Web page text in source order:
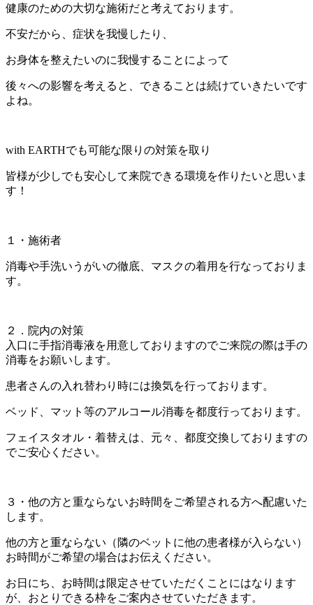
健康のための大切な施術だと考えております。
不安だから、症状を我慢したり、
お身体を整えたいのに我慢することによって
後々への影響を考えると、できることは続けていきたいです
よね。
with EARTHでも可能な限りの対策を取り
皆様が少しでも安心して来院できる環境を作りたいと思いま
す！
１・施術者
消毒や手洗いうがいの徹底、マスクの着用を行なっておりま
す。
２．院内の対策
入口に手指消毒液を用意しておりますのでご来院の際は手の
消毒をお願いします。
患者さんの入れ替わり時には換気を行っております。
ベッド、マット等のアルコール消毒を都度行っております。
フェイスタオル・着替えは、元々、都度交換しておりますの
でご安心ください。
３・他の方と重ならないお時間をご希望される方へ配慮いた
します。
他の方と重ならない（隣のベットに他の患者様が入らない）
お時間がご希望の場合はお伝えください。
お日にち、お時間は限定させていただくことにはなります
が、おとりできる枠をご案内させていただきます。